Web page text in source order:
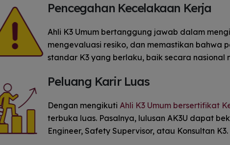
sektor minyak dan gas tentu
menuntut standar keselamatan
yang ketat. Bekal pelatihan dari
MMS ini menjadi landasan utama
saya dalam menyusun Risk
Register, memastikan kepatuhan
regulasi dalam aktivitas
budaya kerja yang aman setiap
harinya.
Pencegahan Kecelakaan Kerja
Ahli K3 Umum bertanggung jawab dalam
mengevaluasi resiko, dan memastikan bahwa
standar K3 yang berlaku, baik secara nasional
Peluang Karir Luas
Dengan mengikutiAhli K3 Umum bersertifikat
terbuka luas. Pasalnya, lulusan AK3U dapat
Engineer, Safety Supervisor, atau Konsultan K3.